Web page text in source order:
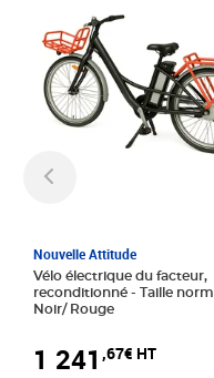
Nouvelle Attitude
Vélo électrique du facteur,
reconditionné - Taille normale -
Noir/ Rouge
1 241 ,67€ HT